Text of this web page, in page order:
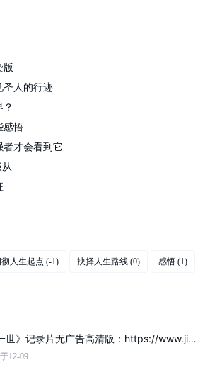
版
人的行迹
感悟
才会看到它
人生起点 (-1) 抉择人生路线 (0) 感悟 (1)
录片无广告高清版：https://www.jinzhuqq.com/dyvideo/117822.html
12-09